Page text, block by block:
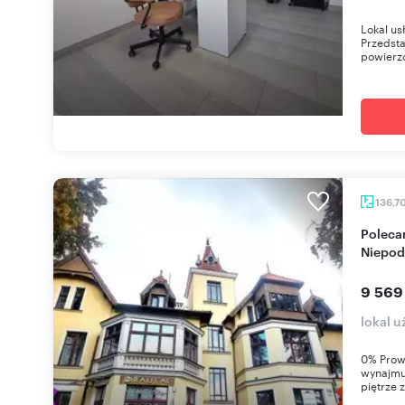
Lokal
Polecam biuro 137m2 z widokiem na Aleję
9 569
lokal
0%
piętrze